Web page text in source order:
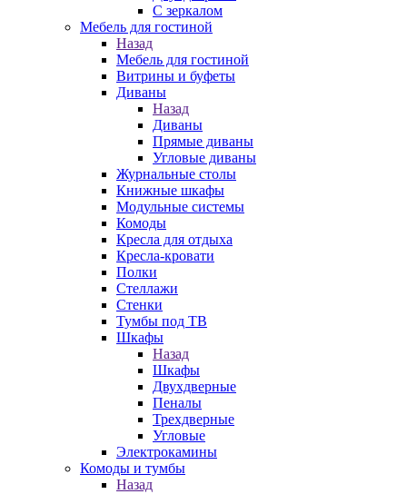
С зеркалом
Мебель для гостиной
Назад
Мебель для гостиной
Витрины и буфеты
Диваны
Назад
Диваны
Прямые диваны
Угловые диваны
Журнальные столы
Книжные шкафы
Модульные системы
Комоды
Кресла для отдыха
Кресла-кровати
Полки
Стеллажи
Стенки
Тумбы под ТВ
Шкафы
Назад
Шкафы
Двухдверные
Пеналы
Трехдверные
Угловые
Электрокамины
Комоды и тумбы
Назад